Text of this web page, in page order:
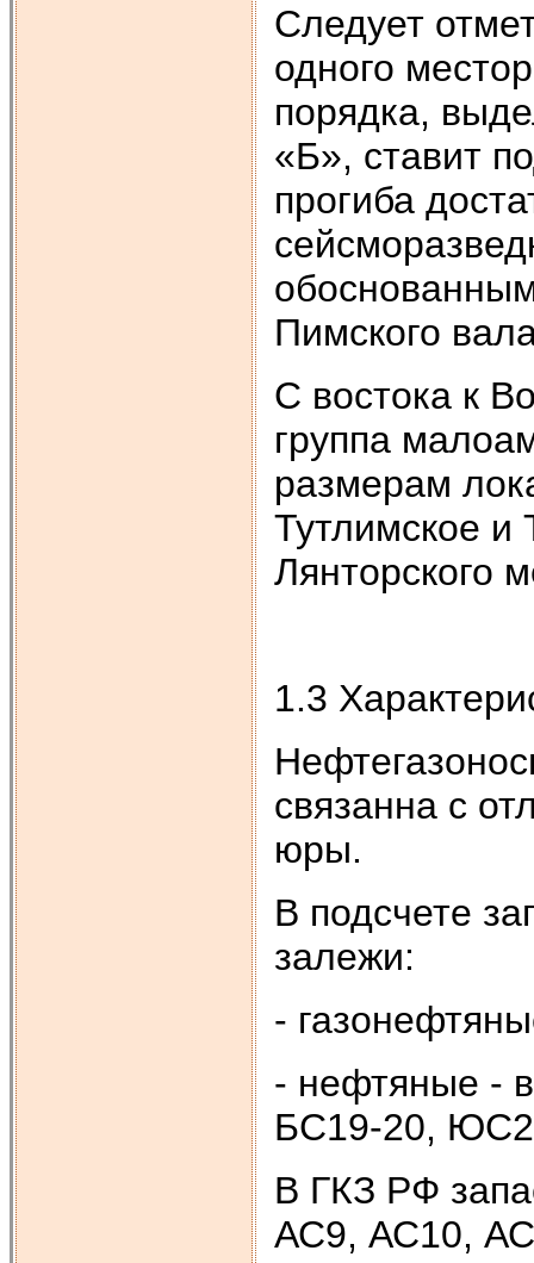
Следует
одного
порядка,
«Б», ставит
прогиба
Пимского
С востока к
группа
размерам
Тутлимское и
Лянторского
1.3
связанна с
юры.
В подсчете
залежи:
-
- нефтяные -
БС19-20,
В ГКЗ РФ
АС9, АС10,